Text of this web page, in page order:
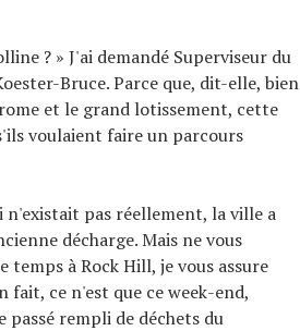
? » J'ai demandé Superviseur du
Bruce. Parce que, dit-elle, bien
et le grand lotissement, cette
voulaient faire un parcours
pas réellement, la ville a
décharge. Mais ne vous
à Rock Hill, je vous assure
fait, ce n'est que ce week-end,
rempli de déchets du